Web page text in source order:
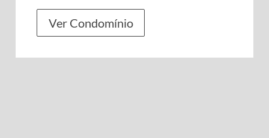
Ver Condomínio